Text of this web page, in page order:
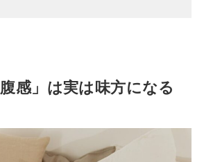
感」は実は味方になる